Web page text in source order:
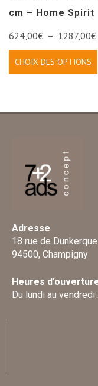
cm – Home Spirit
624,00€ – 1287,00€
CHOIX DES OPTIONS
Adresse
18 rue de Dunkerque
94500, Champigny
Heures
Du lundi au